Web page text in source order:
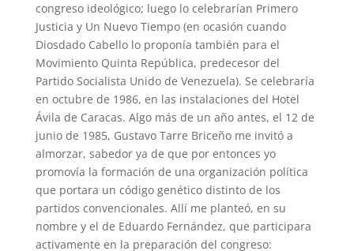
congreso ideológico; luego lo celebrarían Primero
Justicia y Un Nuevo Tiempo (en ocasión cuando
Diosdado Cabello lo proponía también para el
Movimiento Quinta República, predecesor del
Partido Socialista Unido de Venezuela). Se celebraría
en octubre de 1986, en las instalaciones del Hotel
Ávila de Caracas. Algo más de un año antes, el 12 de
junio de 1985, Gustavo Tarre Briceño me invitó a
almorzar, sabedor ya de que por entonces yo
promovía la formación de una organización política
que portara un código genético distinto de los
partidos convencionales. Allí me planteó, en su
nombre y el de Eduardo Fernández, que participara
activamente en la preparación del congreso: